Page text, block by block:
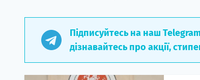
Підписуйтесь на наш
дізнавайтесь про акції,